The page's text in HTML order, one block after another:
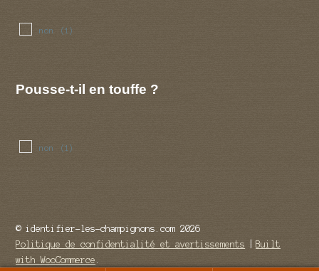
non (1)
Pousse-t-il en touffe ?
non (1)
© identifier-les-champignons.com 2026
Politique de confidentialité et avertissements
Built
with WooCommerce